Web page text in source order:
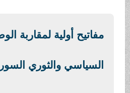
مفاتيح أولية لمقاربة الوضع
السياسي والثوري السوري